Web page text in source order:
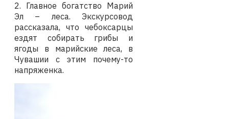
2. Главное богатство Марий
Эл – леса. Экскурсовод
рассказала, что чебоксарцы
ездят собирать грибы и
ягоды в марийские леса, в
Чувашии с этим почему-то
напряженка.